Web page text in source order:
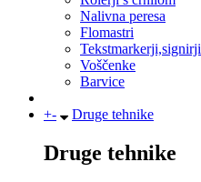
Nalivna peresa
Flomastri
Tekstmarkerji,signirji
Voščenke
Barvice
+- Druge tehnike
Druge tehnike